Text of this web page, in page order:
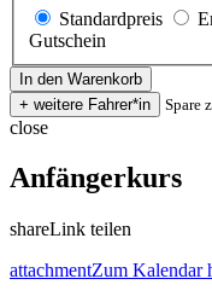
Standardpreis
Gutschein
Spare
close
Anfängerkurs
shareLink teilen
attachmentZum Kalendar